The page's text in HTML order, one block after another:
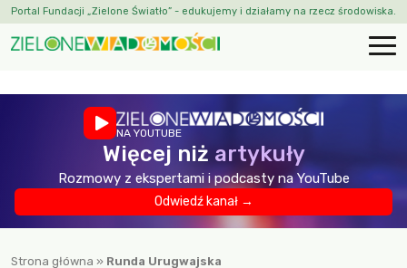
Portal Fundacji „Zielone Światło” - edukujemy i działamy na rzecz środowiska.
NA YOUTUBE
Więcej niż artykuły
Rozmowy z ekspertami i podcasty na YouTube
Odwiedź kanał →
Strona główna » Runda Urugwajska